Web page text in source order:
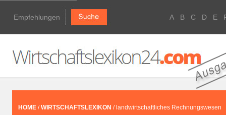
Empfehlungen A B C D E
HOME /WIRTSCHAFTSLEXIKON / landwirtschaftliches Rechnungswesen